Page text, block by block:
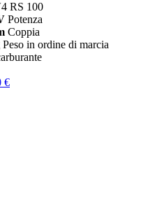
RS 100
Potenza
Coppia
Peso in ordine di marcia
€